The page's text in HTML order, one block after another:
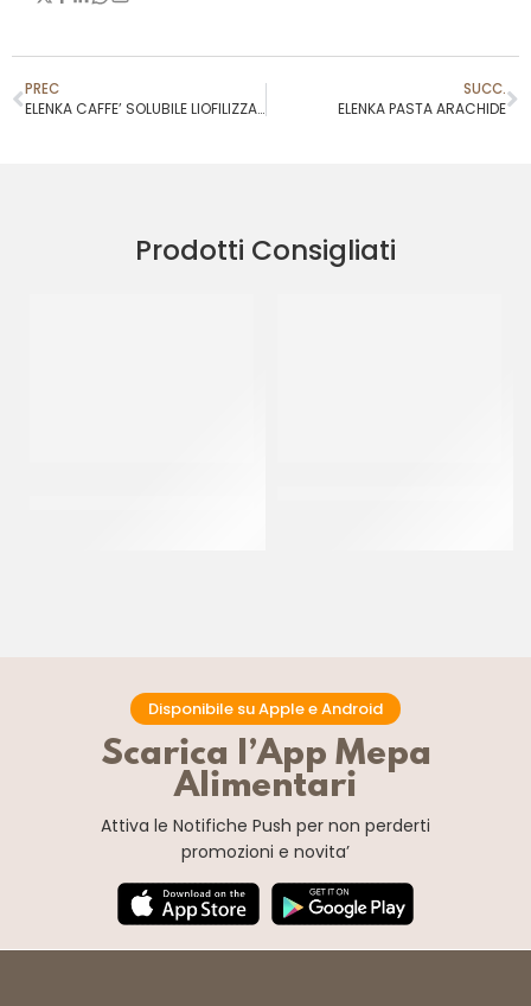
PREC
ELENKA CAFFE’ SOLUBILE LIOFILIZZATO
SUCC.
ELENKA PASTA ARACHIDE
Prodotti Consigliati
Disponibile su Apple e Android
Scarica l’App Mepa
Alimentari
Attiva le Notifiche Push per non perderti
promozioni e novita’